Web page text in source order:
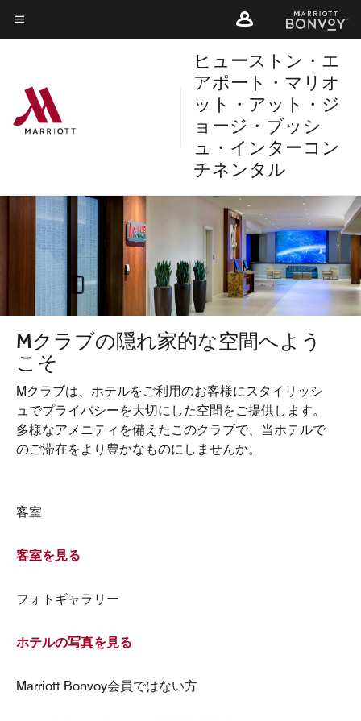
Skip
toメニューのテキスト
ヒューストン・エ
アポート・マリオ
ット・アット・ジ
ョージ・ブッシ
ュ・インターコン
チネンタル
Mクラブの隠れ家的な空間へよう
こそ
Mクラブは、ホテルをご利用のお客様にスタイリッシ
ュでプライバシーを大切にした空間をご提供します。
多様なアメニティを備えたこのクラブで、当ホテルで
のご滞在をより豊かなものにしませんか。
客室
客室を見る
フォトギャラリー
ホテルの写真を見る
Marriott Bonvoy会員ではない方